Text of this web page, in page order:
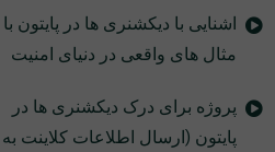
اشنایی با دیکشنری ها در پایتون با
مثال های واقعی در دنیای امنیت
پروژه برای درک دیکشنری ها در
پایتون (ارسال اطلاعات کلاینت به